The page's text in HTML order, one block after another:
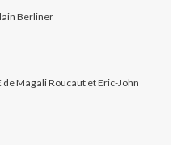
Berliner
de Magali Roucaut et Eric-John